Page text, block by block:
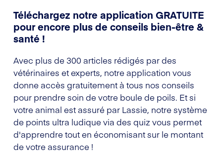
Téléchargez notre application GRATUITE
pour encore plus de conseils bien-être &
santé !
Avec plus de 300 articles rédigés par des
vétérinaires et experts, notre application vous
donne accès gratuitement à tous nos conseils
pour prendre soin de votre boule de poils. Et si
votre animal est assuré par Lassie, notre système
de points ultra ludique via des quiz vous permet
d'apprendre tout en économisant sur le montant
de votre assurance !